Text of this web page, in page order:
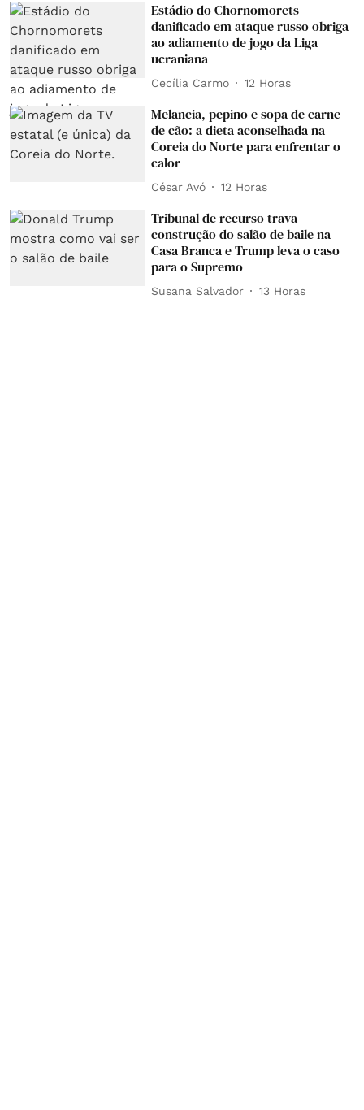
Estádio do Chornomorets
danificado em ataque russo obriga
ao adiamento de jogo da Liga
ucraniana
Cecília Carmo 12 Horas
Melancia, pepino e sopa de carne
de cão: a dieta aconselhada na
Coreia do Norte para enfrentar o
calor
César Avó 12 Horas
Tribunal de recurso trava
construção do salão de baile na
Casa Branca e Trump leva o caso
para o Supremo
Susana Salvador 13 Horas